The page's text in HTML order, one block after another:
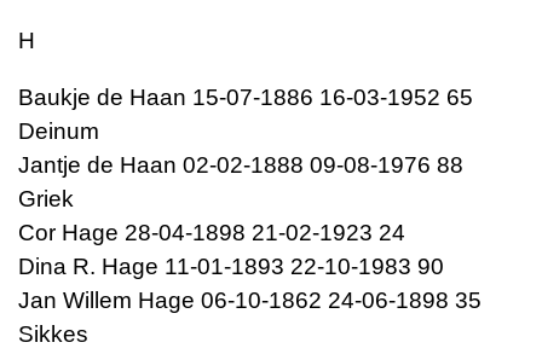
H
Baukje de Haan 15-07-1886 16-03-1952 65
Deinum
Jantje de Haan 02-02-1888 09-08-1976 88
Griek
Cor Hage 28-04-1898 21-02-1923 24
Dina R. Hage 11-01-1893 22-10-1983 90
Jan Willem Hage 06-10-1862 24-06-1898 35
Sikkes